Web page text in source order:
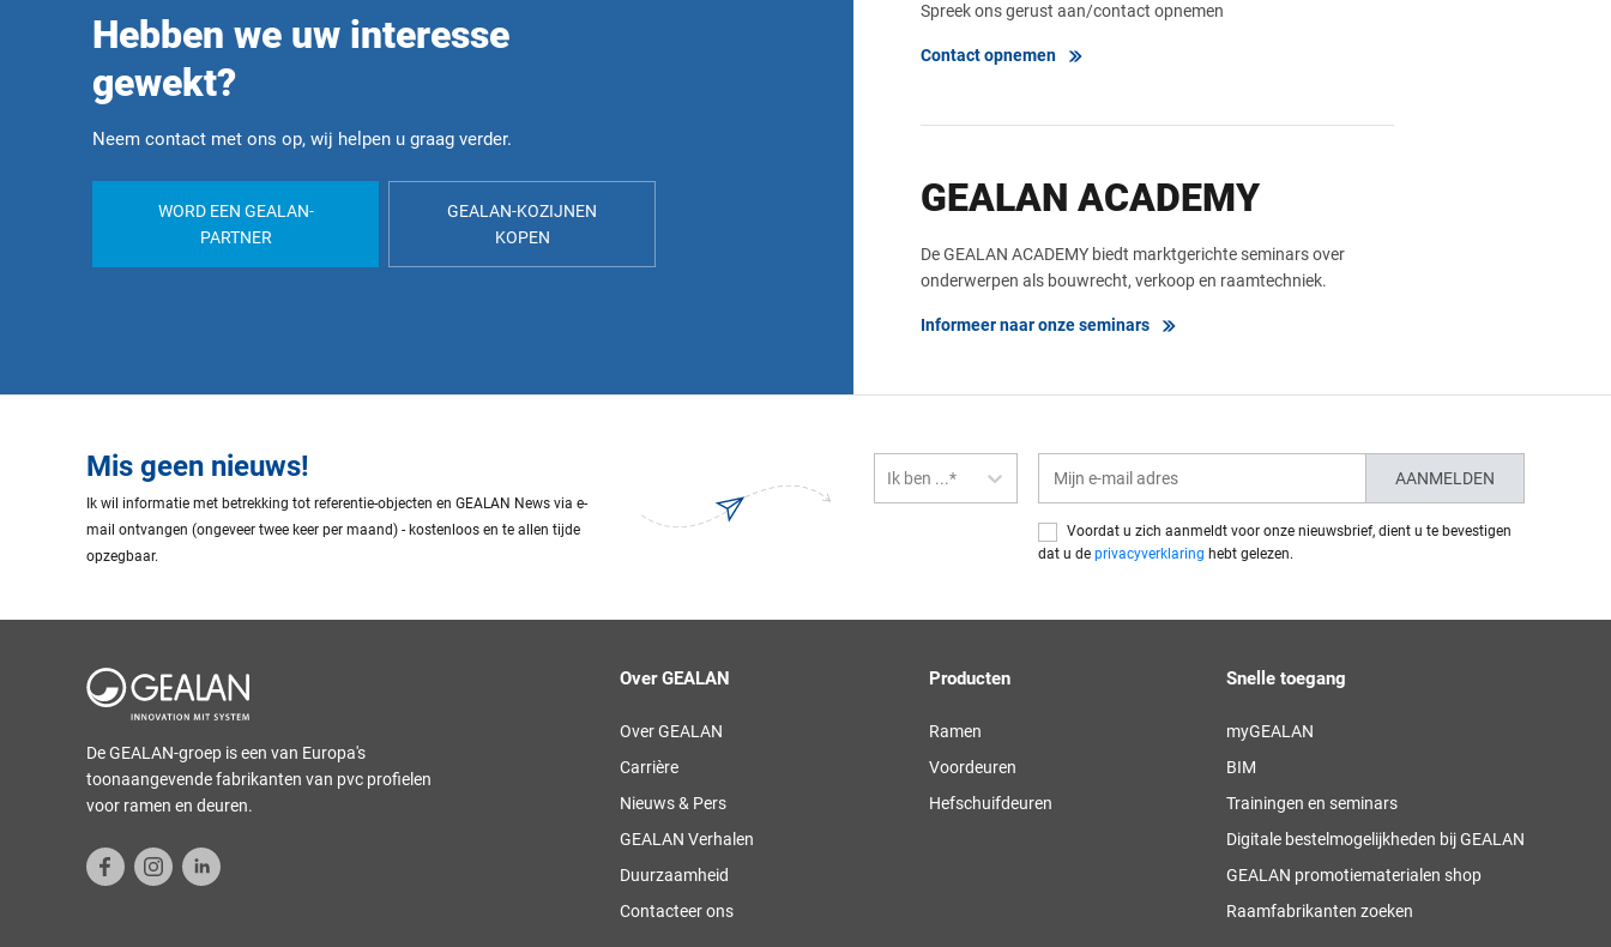
Hebben we uw interesse
gewekt?
Neem contact met ons op, wij helpen u graag verder.
WORD EEN GEALAN-
PARTNER
GEALAN-KOZIJNEN
KOPEN
Spreek ons gerust aan/contact opnemen
Contact opnemen
GEALAN ACADEMY
De GEALAN ACADEMY biedt marktgerichte seminars over
onderwerpen als bouwrecht, verkoop en raamtechniek.
Informeer naar onze seminars
Mis geen nieuws!
Ik wil informatie met betrekking tot referentie-objecten en GEALAN News via e-
mail ontvangen (ongeveer twee keer per maand) - kostenloos en te allen tijde
opzegbaar.
Ik ben ...* AANMELDEN
Voordat u zich aanmeldt voor onze nieuwsbrief, dient u te bevestigen
dat u deprivacyverklaring hebt gelezen.
De GEALAN-groep is een van Europa's
toonaangevende fabrikanten van pvc profielen
voor ramen en deuren.
Over GEALAN
Over GEALAN
Carrière
Nieuws & Pers
GEALAN Verhalen
Duurzaamheid
Contacteer ons
Producten
Ramen
Voordeuren
Hefschuifdeuren
Snelle toegang
myGEALAN
BIM
Trainingen en seminars
Digitale bestelmogelijkheden bij GEALAN
GEALAN promotiematerialen shop
Raamfabrikanten zoeken